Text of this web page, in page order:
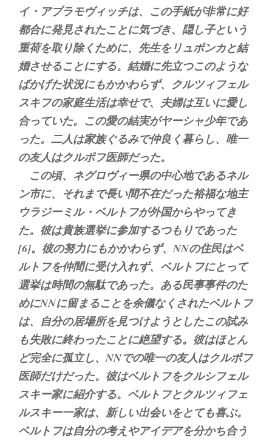
イ・アブラモヴィッチは、この手紙が非常に好
都合に発見されたことに気づき、隠し子という
重荷を取り除くために、先生をリュボンカと結
婚させることにする。結婚に先立つこのような
ばかげた状況にもかかわらず、クルツィフェル
スキフの家庭生活は幸せで、夫婦は互いに愛し
合っていた。この愛の結実がヤーシャ少年であ
った。二人は家族ぐるみで仲良く暮らし、唯一
の友人はクルポフ医師だった。
この頃、ネグロヴィー県の中心地であるネル
ン市に、それまで長い間不在だった裕福な地主
ウラジーミル・ベルトフが外国からやってき
た。彼は貴族選挙に参加するつもりであった
[6]。彼の努力にもかかわらず、NNの住民はベ
ルトフを仲間に受け入れず、ベルトフにとって
選挙は時間の無駄であった。ある民事事件のた
めにNNに留まることを余儀なくされたベルトフ
は、自分の居場所を見つけようとしたこの試み
も失敗に終わったことに絶望する。彼はほとん
ど完全に孤立し、NNでの唯一の友人はクルポフ
医師だけだった。彼はベルトフをクルシフェル
スキー家に紹介する。ベルトフとクルツィフェ
ルスキー一家は、新しい出会いをとても喜ぶ。
ベルトフは自分の考えやアイデアを分かち合う